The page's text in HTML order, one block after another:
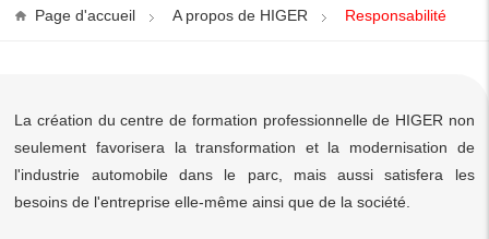
Page d'accueil A propos de HIGER Responsabilité
La création du centre de formation professionnelle de HIGER non
seulement favorisera la transformation et la modernisation de
l'industrie automobile dans le parc, mais aussi satisfera les
besoins de l'entreprise elle-même ainsi que de la société.